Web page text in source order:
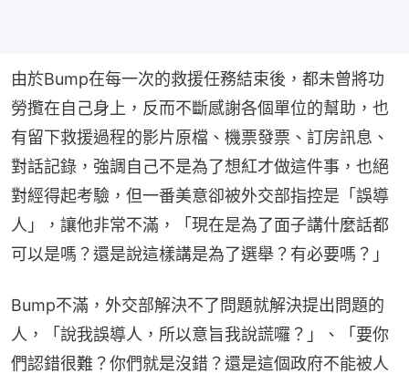
由於Bump在每一次的救援任務結束後，都未曾將功
勞攬在自己身上，反而不斷感謝各個單位的幫助，也
有留下救援過程的影片原檔、機票發票、訂房訊息、
對話記錄，強調自己不是為了想紅才做這件事，也絕
對經得起考驗，但一番美意卻被外交部指控是「誤導
人」，讓他非常不滿，「現在是為了面子講什麼話都
可以是嗎？還是說這樣講是為了選舉？有必要嗎？」
Bump不滿，外交部解決不了問題就解決提出問題的
人，「說我誤導人，所以意旨我說謊囉？」、「要你
們認錯很難？你們就是沒錯？還是這個政府不能被人